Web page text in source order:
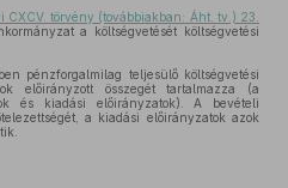
CXCV. törvény (továbbiakban: Áht. tv.) 23.
a költségvetését költségvetési
pénzforgalmilag teljesülő költségvetési
előirányzott összegét tartalmazza (a
és kiadási előirányzatok). A bevételi
a kiadási előirányzatok azok